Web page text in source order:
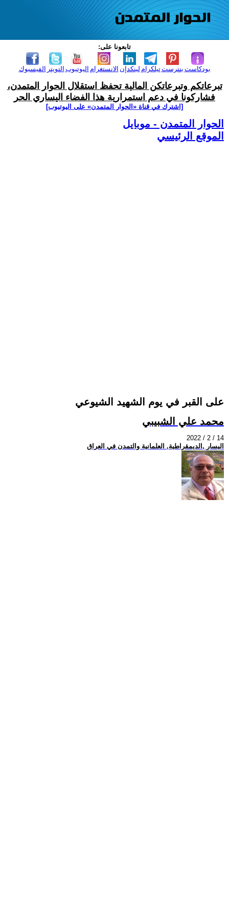
تابعونا على:
الفيسبوك التويتر اليوتيوب الانستغرام لينكدإن تيلكرامبنترست بودكاست
تبرعاتكم وتبرعاتكن المالية تحفظ استقلال الحوار المتمدن،
فشاركونا في دعم استمرارية هذا الفضاء اليساري الحر
[اشترك في قناة ‫«الحوار المتمدن» على اليوتيوب]
الحوار المتمدن - موبايل
الموقع الرئيسي
على القبر في يوم الشهيد الشيوعي
محمد علي الشبيبي
2022 / 2 / 14
اليسار ,الديمقراطية, العلمانية والتمدن في العراق